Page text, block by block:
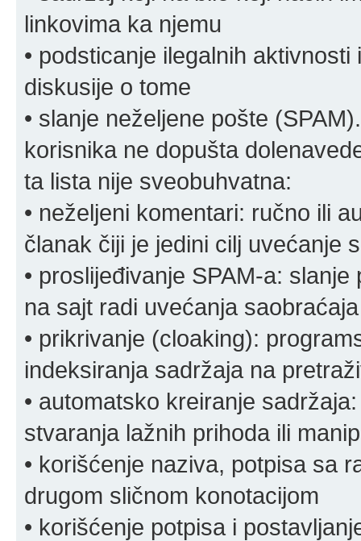
linkovima ka njemu
• podsticanje ilegalnih
diskusije o tome
• slanje neželjene pošte
korisnika ne dopušta
ta lista nije sveobuhvatna:
• neželjeni komentari: ručno ili
članak čiji je jedini cilj uvećanje
• proslijeđivanje SPAM-a:
na sajt radi uvećanja
• prikrivanje (cloaking):
indeksiranja sadržaja na
• automatsko kreiranje
stvaranja lažnih prihoda ili
• korišćenje naziva, potpisa sa
drugom sličnom konotacijom
• korišćenje potpisa i